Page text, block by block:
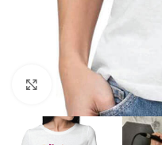
Kliknite za povečavo